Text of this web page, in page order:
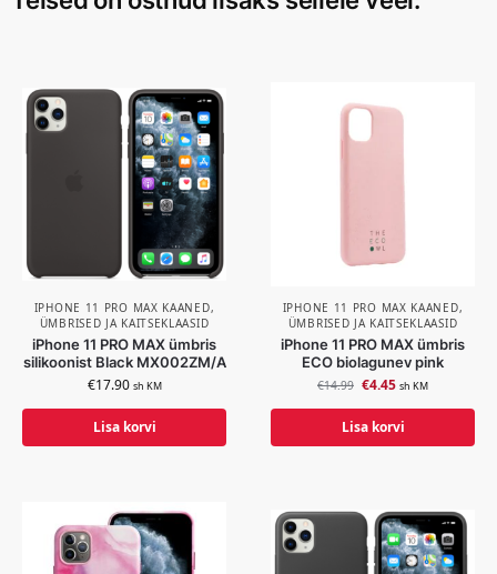
IPHONE 11 PRO MAX KAANED,
ÜMBRISED JA KAITSEKLAASID
iPhone 11 PRO MAX ümbris
silikoonist Black MX002ZM/A
€17.90 sh KM
Lisa korvi
IPHONE 11 PRO MAX KAANED,
ÜMBRISED JA KAITSEKLAASID
iPhone 11 PRO MAX ümbris
ECO biolagunev pink
€14.99 €4.45 sh KM
Lisa korvi